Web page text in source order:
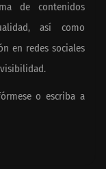
de contenidos
así como
en redes sociales
o escriba a